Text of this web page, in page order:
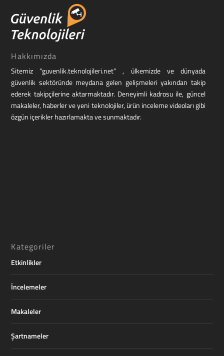
Hakkımızda
Sitemiz “guvenlik.teknolojileri.net” , ülkemizde ve dünyada
güvenlik sektöründe meydana gelen gelişmeleri yakından takip
ederek takipçilerine aktarmaktadır. Deneyimli kadrosu ile, güncel
makaleler, haberler ve yeni teknolojiler, ürün inceleme videoları gibi
özgün içerikler hazırlamakta ve sunmaktadır.
Kategoriler
Etkinlikler
İncelemeler
Makaleler
Şartnameler